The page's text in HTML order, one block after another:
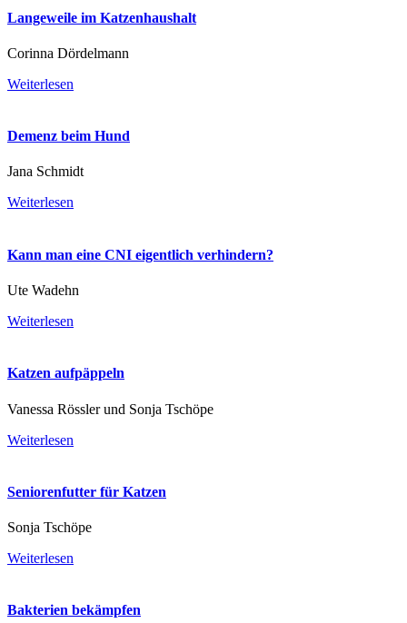
Langeweile im Katzenhaushalt
Corinna Dördelmann
Weiterlesen
Demenz beim Hund
Jana Schmidt
Weiterlesen
Kann man eine CNI eigentlich verhindern?
Ute Wadehn
Weiterlesen
Katzen aufpäppeln
Vanessa Rössler und Sonja Tschöpe
Weiterlesen
Seniorenfutter für Katzen
Sonja Tschöpe
Weiterlesen
Bakterien bekämpfen